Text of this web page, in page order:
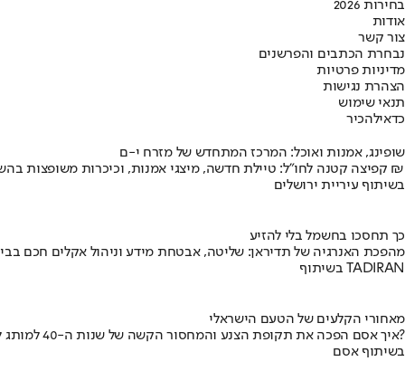
בחירות 2026
אודות
צור קשר
נבחרת הכתבים והפרשנים
מדיניות פרטיות
הצהרת נגישות
תנאי שימוש
כדאילהכיר
שופינג, אמנות ואוכל: המרכז המתחדש של מזרח י-ם
קפיצה קטנה לחו"ל: טיילת חדשה, מיצגי אמנות, וכיכרות משופצות בהשקעה של 100 מיליון ₪
בשיתוף עיריית ירושלים
כך תחסכו בחשמל בלי להזיע
מהפכת האנרגיה של תדיראן: שליטה, אבטחת מידע וניהול אקלים חכם
בשיתוף TADIRAN
מאחורי הקלעים של הטעם הישראלי
איך אסם הפכה את תקופת הצנע והמחסור הקשה של שנות ה-40 למותג לאומי?
בשיתוף אסם